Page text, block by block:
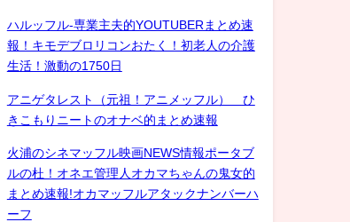
ハルッフル-専業主夫的YOUTUBERまとめ速
報！キモデブロリコンおたく！初老人の介護
生活！激動の1750日
アニゲタレスト（元祖！アニメッフル） ひ
きこもりニートのオナベ的まとめ速報
火浦のシネマッフル映画NEWS情報ポータブ
ルの杜！オネエ管理人オカマちゃんの鬼女的
まとめ速報!オカマッフルアタックナンバーハ
ーフ